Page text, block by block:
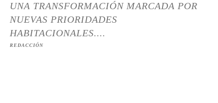
UNA TRANSFORMACIÓN MARCADA POR
NUEVAS PRIORIDADES
HABITACIONALES....
REDACCIÓN